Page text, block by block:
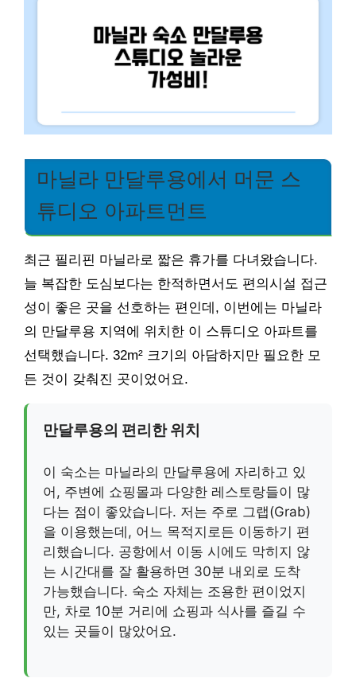
마닐라 만달루용에서 머문 스
튜디오 아파트먼트
최근 필리핀 마닐라로 짧은 휴가를 다녀왔습니다.
늘 복잡한 도심보다는 한적하면서도 편의시설 접근
성이 좋은 곳을 선호하는 편인데, 이번에는 마닐라
의 만달루용 지역에 위치한 이 스튜디오 아파트를
선택했습니다. 32m² 크기의 아담하지만 필요한 모
든 것이 갖춰진 곳이었어요.
만달루용의 편리한 위치
이 숙소는 마닐라의 만달루용에 자리하고 있
어, 주변에 쇼핑몰과 다양한 레스토랑들이 많
다는 점이 좋았습니다. 저는 주로 그랩(Grab)
을 이용했는데, 어느 목적지로든 이동하기 편
리했습니다. 공항에서 이동 시에도 막히지 않
는 시간대를 잘 활용하면 30분 내외로 도착
가능했습니다. 숙소 자체는 조용한 편이었지
만, 차로 10분 거리에 쇼핑과 식사를 즐길 수
있는 곳들이 많았어요.